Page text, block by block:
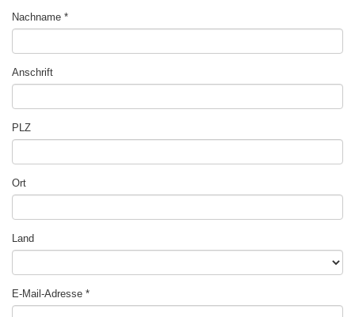
„Datenschutzbestimmungen
Nachname
Anschrift
PLZ
Ort
Land
E-Mail-Adresse